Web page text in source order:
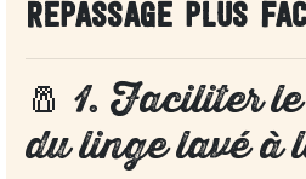
REPASSAGE PLUS
🧂 1. Faciliter
du linge lavé à